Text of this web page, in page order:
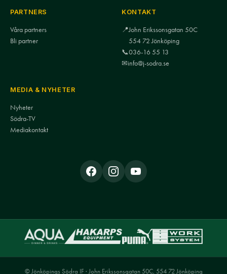
PARTNERS
Våra partners
Bli partner
KONTAKT
📍John Erikssonsgatan 50C
554 72 Jönköping
📞036-16 55 13
✉info@j-sodra.se
MEDIA & NYHETER
Nyheter
Södra-TV
Mediakontakt
© Jönköpings Södra IF · John Erikssonsgatan 50C, 554 72 Jönköping